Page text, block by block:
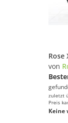
von
zuletzt
Preis
Keine